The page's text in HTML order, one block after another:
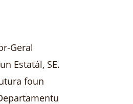
Geral
Estatál, SE.
foun